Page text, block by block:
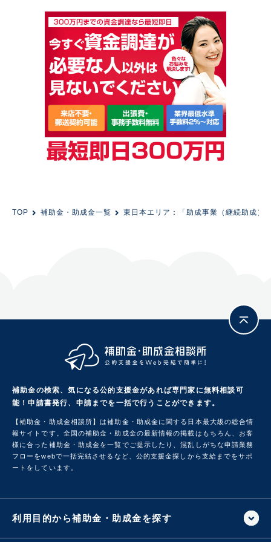
TOP 補助金・助成金一覧 東日本エリア：「助成事業（継続助成）
補助金の検索、気になる公的支援金があれば専門家に無料相談可
能！申請書発行、申請までを一括で行うことができます。
【補助金・助成金相談所】は補助金・助成金に関する日本最大級の総合情
報サイトです。 全国の補助金・助成金の最新情報の掲載はもちろん、お客
様に合った補助金・助成金を一覧でご提示したり、混乱しがちな申請業務
フローをwebで一括完結させるなど、公的支援金探しから支給までをサポ
ートをしています。
利用目的から補助金・助成金を探す